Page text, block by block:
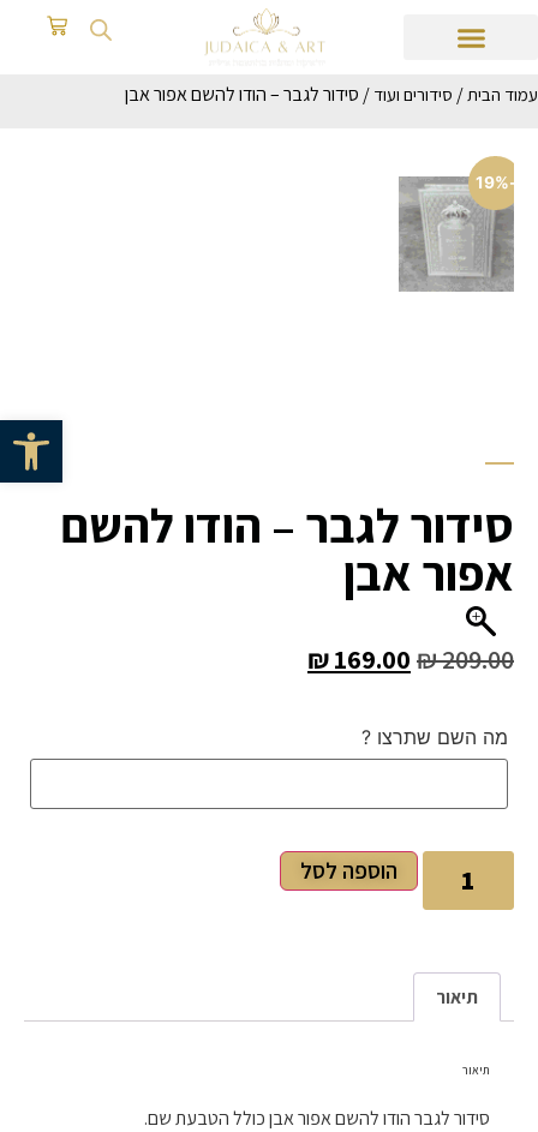
פתח
עמוד הבית/ סידורים ועוד / סידור לגבר – הודו להשם אפור אבן
-19%
סידור לגבר – הודו להשם
אפור אבן
₪209.00
₪169.00
מה השם שתרצו ?
הוספה לסל
תיאור
תיאור
סידור לגבר הודו להשם אפור אבן כולל הטבעת שם.